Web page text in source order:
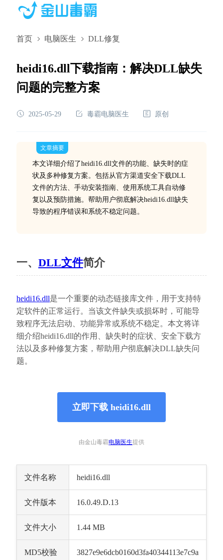
首页 电脑医生 DLL修复
heidi16.dll下载指南：解决DLL缺失
问题的完整方案
2025-05-29 毒霸电脑医生 原创
文章摘要
本文详细介绍了heidi16.dll文件的功能、缺失时的症
状及多种修复方案。包括从官方渠道安全下载DLL
文件的方法、手动安装指南、使用系统工具自动修
复以及预防措施。帮助用户彻底解决heidi16.dll缺失
导致的程序错误和系统不稳定问题。
一、 DLL文件简介
heidi16.dll是一个重要的动态链接库文件，用于支持特
定软件的正常运行。当该文件缺失或损坏时，可能导
致程序无法启动、功能异常或系统不稳定。本文将详
细介绍heidi16.dll的作用、缺失时的症状、安全下载方
法以及多种修复方案，帮助用户彻底解决DLL缺失问
题。
立即下载 heidi16.dll
由金山毒霸电脑医生提供
文件名称 heidi16.dll
文件版本 16.0.49.D.13
文件大小 1.44 MB
MD5校验
3827e9e6dcb0160d3fa40344113e7c9a